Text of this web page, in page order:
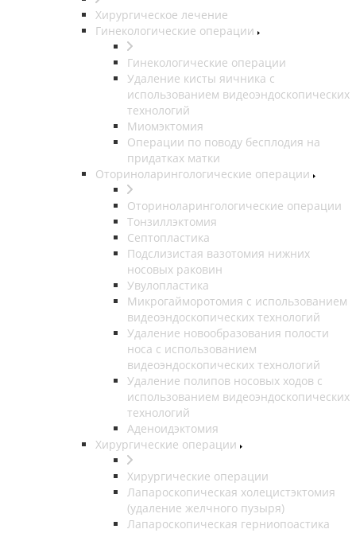
Хирургическое лечение
Гинекологические операции
Гинекологические операции
Удаление кисты яичника с
использованием видеоэндоскопических
технологий
Миомэктомия
Операции по поводу бесплодия на
придатках матки
Оториноларингологические операции
Оториноларингологические операции
Тонзиллэктомия
Септопластика
Подслизистая вазотомия нижних
носовых раковин
Увулопластика
Микрогайморотомия с использованием
видеоэндоскопических технологий
Удаление новообразования полости
носа с использованием
видеоэндоскопических технологий
Удаление полипов носовых ходов с
использованием видеоэндоскопических
технологий
Аденоидэктомия
Хирургические операции
Хирургические операции
Лапароскопическая холецистэктомия
(удаление желчного пузыря)
Лапароскопическая герниопоастика